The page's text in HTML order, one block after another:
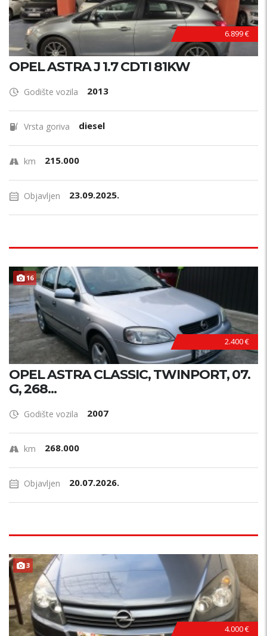
6.899 €
OPEL ASTRA J 1.7 CDTI 81KW
Godište vozila 2013
Vrsta goriva diesel
km 215.000
Objavljen 23.09.2025.
16
2.400 €
OPEL ASTRA CLASSIC, TWINPORT, 07.
G, 268...
Godište vozila 2007
km 268.000
Objavljen 20.07.2026.
3
4.000 €